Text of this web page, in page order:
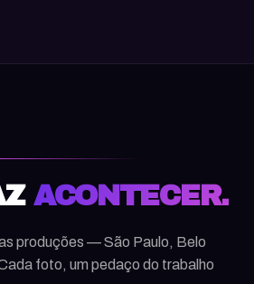
ACONTECER.
produções — São Paulo, Belo
foto, um pedaço do trabalho